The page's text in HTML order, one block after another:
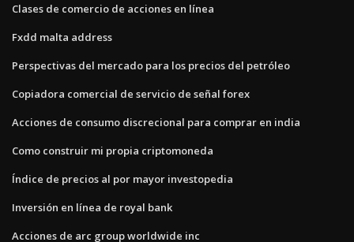
Clases de comercio de acciones en línea
Fxdd malta address
Perspectivas del mercado para los precios del petróleo
Copiadora comercial de servicio de señal forex
Acciones de consumo discrecional para comprar en india
Como construir mi propia criptomoneda
Índice de precios al por mayor investopedia
Inversión en línea de royal bank
Acciones de arc group worldwide inc